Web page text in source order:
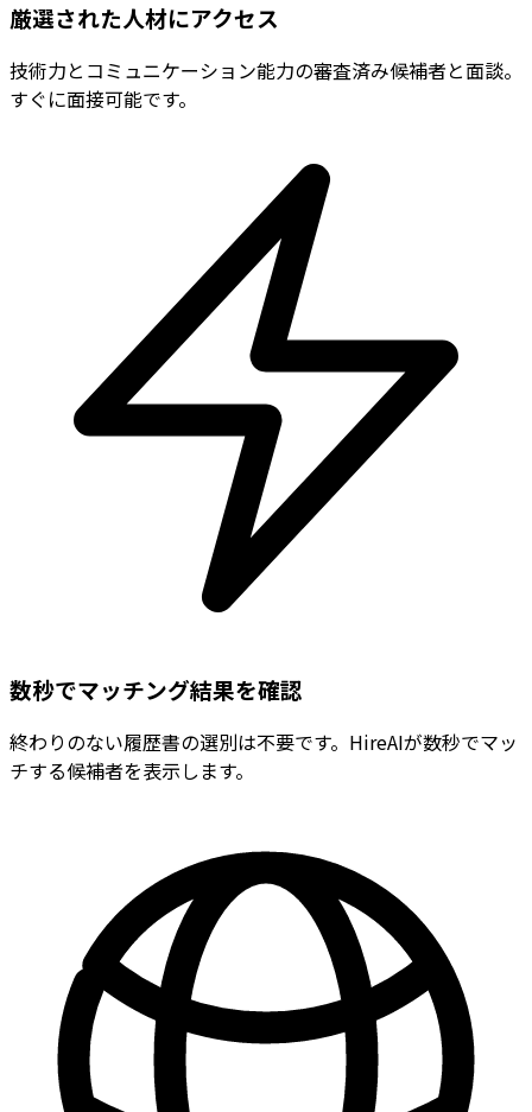
厳選された人材にアクセス
技術力とコミュニケーション能力の審査済み候補者と面談。
すぐに面接可能です。
数秒でマッチング結果を確認
終わりのない履歴書の選別は不要です。HireAIが数秒でマッ
チする候補者を表示します。